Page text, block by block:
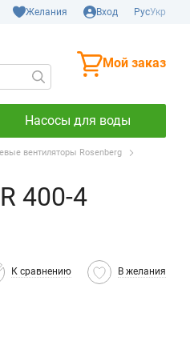
Желания Вход РусУкр
Мой заказ
Насосы для воды
вентиляторы Rosenberg
400-4
К сравнению В желания